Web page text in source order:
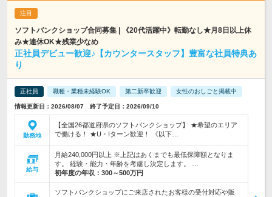
ソフトバンクショップ合同募集 | 《20代活躍中》転勤なし★月8日以上休
み★連休OK★残業少なめ
正社員デビュー歓迎♪【カウンタースタッフ】豊富な社員特典あ
り
正社員 職種・業種未経験OK 第二新卒歓迎 女性のおしごと掲載中
情報更新日：2026/08/07 終了予定日：2026/09/10
勤務地
【全国26都道府県のソフトバンクショップ】 ★希望のエリア
で働ける！ ★U・Iターン歓迎！ 《以下…
給与
月給240,000円以上 ※上記はあくまでも最低保障額となりま
す。 経験・能力・年齢を考慮し決定します。 …
初年度の年収： 300～500万円
ソフトバンクショップにご来店されたお客様の受付対応や販